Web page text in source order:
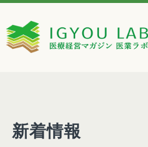
新着情報